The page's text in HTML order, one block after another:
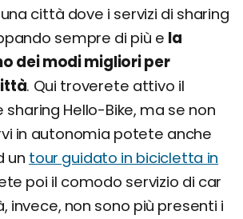
città dove i servizi di sharing
sempre di più e la
dei modi migliori per
. Qui troverete attivo il
Hello-Bike, ma se non
in autonomia potete anche
un tour guidato in bicicletta in
poi il comodo servizio di car
invece, non sono più presenti i